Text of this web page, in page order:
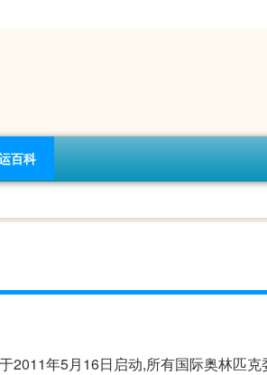
百科
2011年5月16日启动,所有国际奥林匹